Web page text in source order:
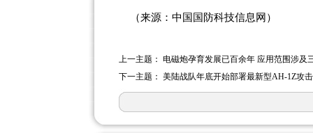
（来源：中国国防科技信息网）
上一主题： 电磁炮孕育发展已百余年 应用范围涉及
下一主题： 美陆战队年底开始部署最新型AH-1Z攻